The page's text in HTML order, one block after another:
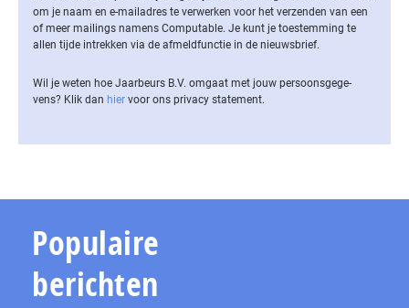
om je naam en e-mailadres te verwerken voor het verzenden van een
of meer mailings namens Computable. Je kunt je toestemming te
allen tijde intrekken via de af­meld­func­tie in de nieuwsbrief.
Wil je weten hoe Jaarbeurs B.V. omgaat met jouw per­soons­ge­ge­
vens? Klik dan hier voor ons privacy statement.
Populaire
berichten